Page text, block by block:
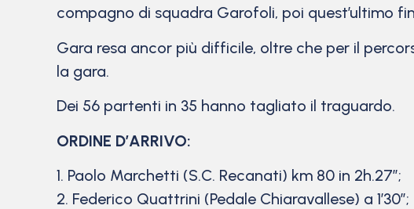
compagno di squadra Garofoli, poi quest’ultimo
Gara resa ancor più difficile, oltre che per il
la gara.
Dei 56 partenti in 35 hanno tagliato il traguardo.
ORDINE D’ARRIVO:
1. Paolo Marchetti (S.C. Recanati) km 80 in 2h.27”;
2. Federico Quattrini (Pedale Chiaravallese) a 1’30”;